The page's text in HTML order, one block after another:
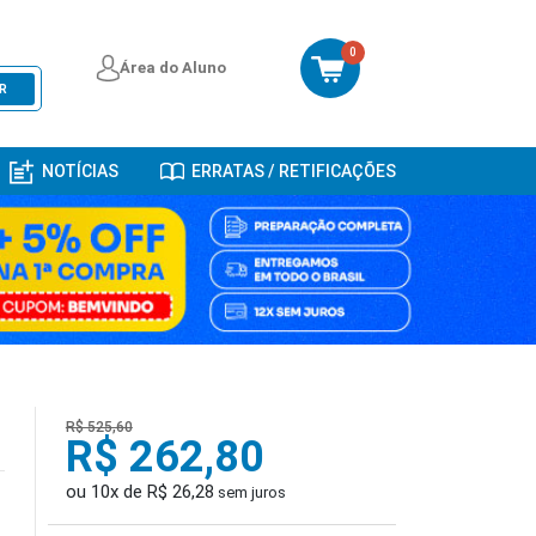
Área do Aluno
0
NOTÍCIAS ERRATAS / RETIFICAÇÕES
R$ 525,60
R$ 262,80
ou 10x de R$ 26,28 sem juros